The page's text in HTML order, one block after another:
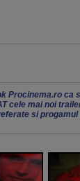
Procinema.ro ca
cele mai noi
si progamul